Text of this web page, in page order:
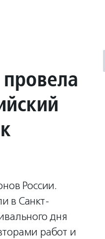
России.
в Санкт-
дня
работ и